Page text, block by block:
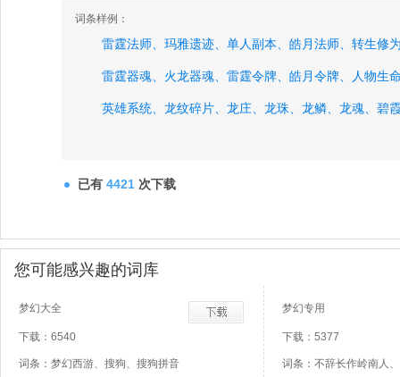
词条样例：
雷霆法师、 玛雅遗迹、 单人副本、 皓月法师、 转生修
雷霆器魂、 火龙器魂、 雷霆令牌、 皓月令牌、 人物生
英雄系统、 龙纹碎片、 龙庄、 龙珠、 龙鳞、 龙魂、 碧
已有 4421 次下载
您可能感兴趣的词库
梦幻大全
下载：6540
词条：梦幻西游、搜狗、搜狗拼音
梦幻专用
下载：5377
词条：不辞长作岭南人